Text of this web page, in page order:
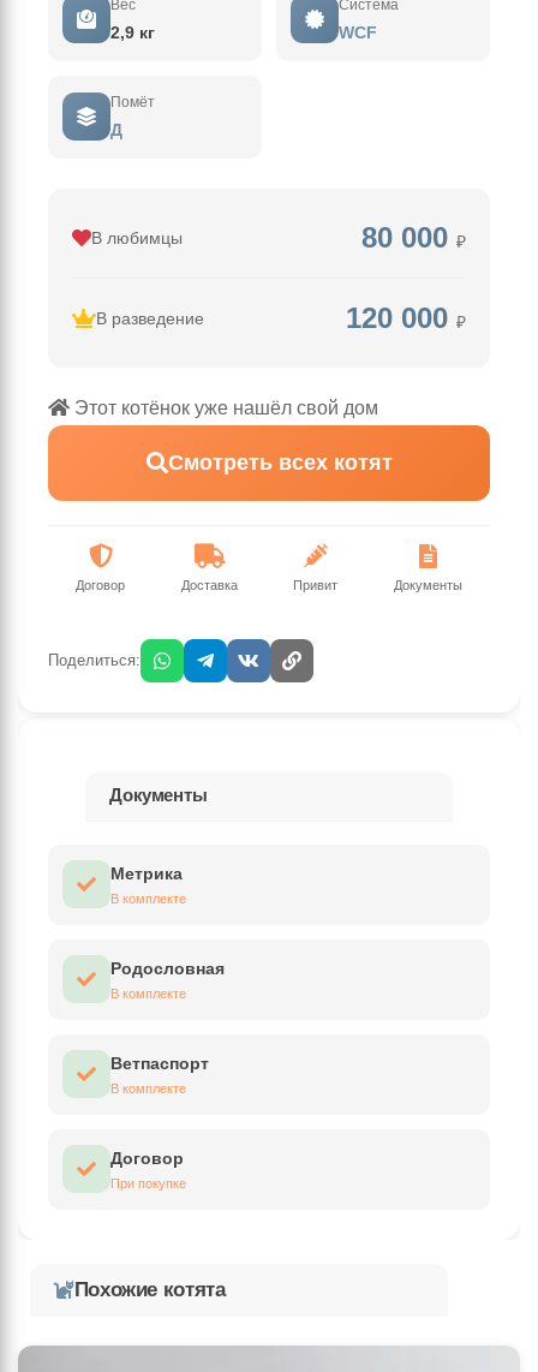
Вес
2,9 кг
Система
WCF
Помёт
Д
В любимцы 80 000 ₽
В разведение 120 000 ₽
Этот котёнок уже нашёл свой дом
Смотреть всех котят
Договор Доставка Привит Документы
Поделиться:
Документы
Метрика
В комплекте
Родословная
В комплекте
Ветпаспорт
В комплекте
Договор
При покупке
Похожие котята